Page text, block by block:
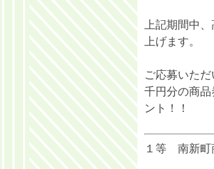
上記期間中
上げます。
ご応募いた
千円分の商
ント！！
１等 南新町